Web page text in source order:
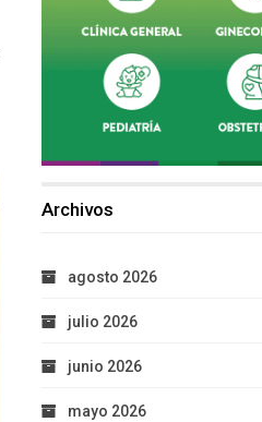
Archivos
agosto 2026
julio 2026
junio 2026
mayo 2026